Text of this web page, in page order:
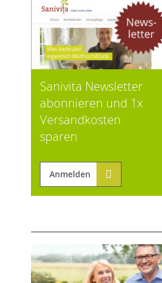
Sanivita Newsletter
abonnieren und 1x
Versandkosten
sparen
Anmelden